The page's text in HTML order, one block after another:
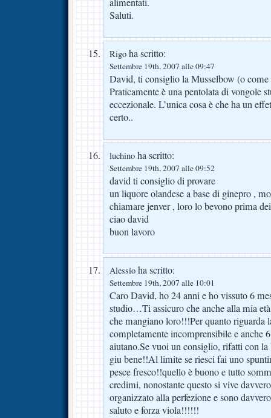
Saluti.
Rigo ha scritto:
Settembre 19th, 2007 alle 09:47
David, ti consiglio la Musselbow (o
Praticamente è una pentolata di vongole
eccezionale. L’unica cosa è che ha un
certo..
luchino ha scritto:
Settembre 19th, 2007 alle 09:52
david ti consiglio di provare
un liquore olandese a base di ginepro ,
chiamare jenver , loro lo bevono prima
ciao david
buon lavoro
Alessio ha scritto:
Settembre 19th, 2007 alle 10:01
Caro David, ho 24 anni e ho vissuto 6
studio…Ti assicuro che anche alla mia
che mangiano loro!!!Per quanto riguarda
completamente incomprensibile e anche
aiutano.Se vuoi un consiglio, rifatti con
giu bene!!Al limite se riesci fai uno
pesce fresco!!quello è buono e tutto
credimi, nonostante questo si vive
organizzato alla perfezione e sono
saluto e forza viola!!!!!!